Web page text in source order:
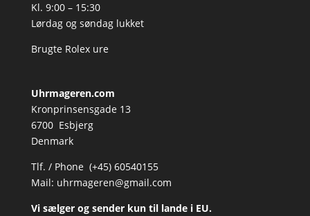
Kl. 9:00 – 15:30
Lørdag og søndag lukket
Brugte Rolex ure
Uhrmageren.com
Kronprinsensgade 13
6700 Esbjerg
Denmark
Tlf. / Phone (+45) 60540155
Mail: uhrmageren@gmail.com
Vi sælger og sender kun til lande i EU.